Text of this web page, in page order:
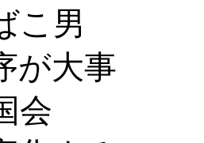
こ男
が大事
会